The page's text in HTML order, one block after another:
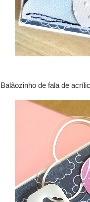
Balãozinho de fala de